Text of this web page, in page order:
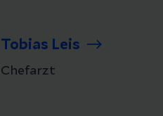
Tobias Leis
Chefarzt